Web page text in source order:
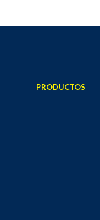
PRODUCTOS